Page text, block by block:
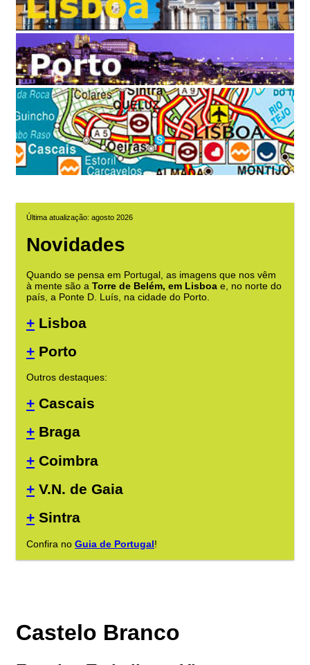
Última atualização: agosto 2026
Novidades
Quando se pensa em Portugal, as imagens que nos vêm
à mente são a Torre de Belém, em Lisboa e, no norte do
país, a Ponte D. Luís, na cidade do Porto.
+ Lisboa
+ Porto
Outros destaques:
+ Cascais
+ Braga
+ Coimbra
+ V.N. de Gaia
+ Sintra
Confira no Guia de Portugal!
Castelo Branco